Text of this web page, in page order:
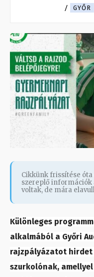
GYŐR
Cikkünk frissítése
szereplő
voltak, de mára
Különleges
alkalmából a Győri
rajzpályázatot hirdet
szurkolónak,